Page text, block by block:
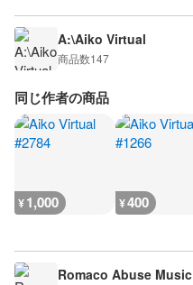
A:\Aiko Virtual
商品数147
同じ作者の商品
¥1,000 ¥400
Romaco Abuse Music